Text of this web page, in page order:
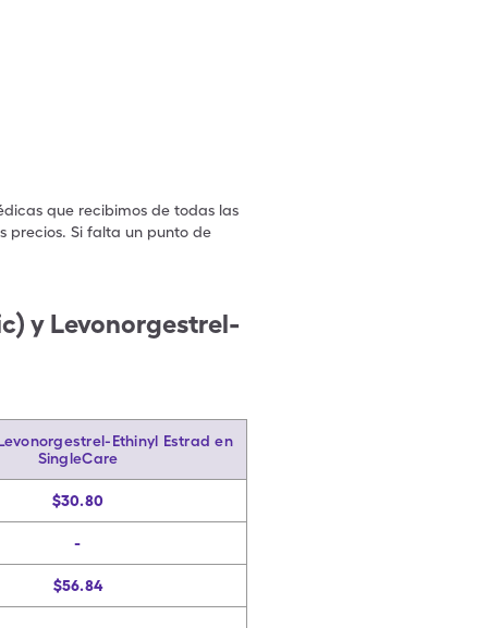
que recibimos de todas las
precios. Si falta un punto de
y Levonorgestrel-
Ethinyl Estrad en
SingleCare
$30.80
-
$56.84